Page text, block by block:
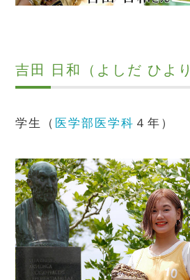
吉田 日和（よしだ ひよ
学生（ 医学部医学科 ４年）